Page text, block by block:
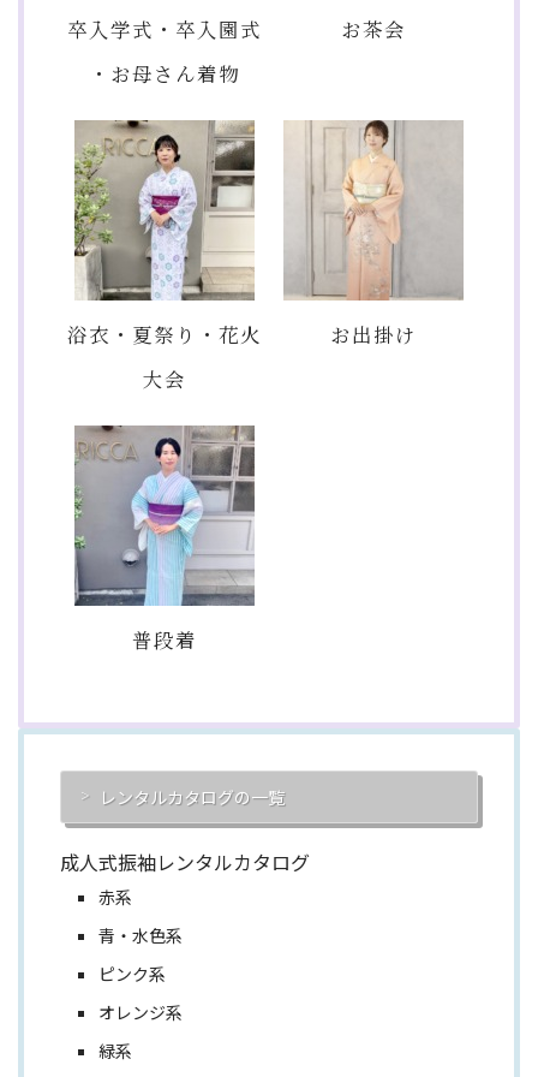
卒入学式・卒入園式
・お母さん着物
お茶会
浴衣・夏祭り・花火
大会
お出掛け
普段着
レンタルカタログの一覧
成人式振袖レンタルカタログ
赤系
青・水色系
ピンク系
オレンジ系
緑系